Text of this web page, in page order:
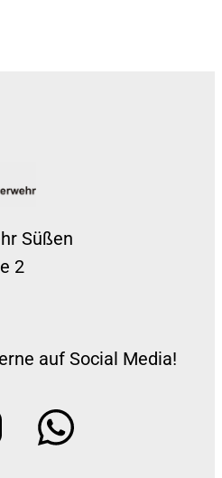
Süßen
2
auf Social Media!